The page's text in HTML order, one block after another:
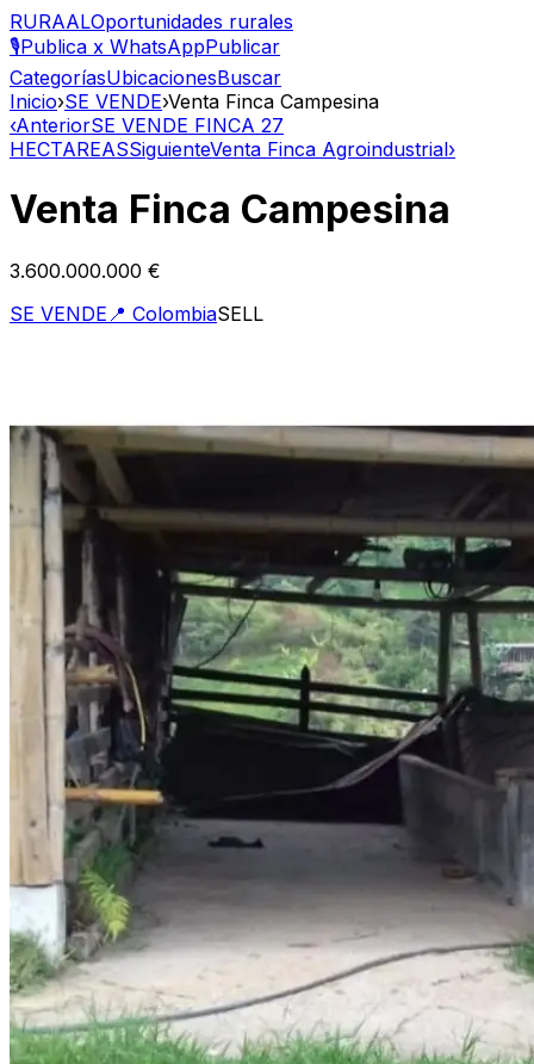
RURAALOportunidades rurales
🎙️Publica x WhatsAppPublicar
CategoríasUbicacionesBuscar
Inicio›SE VENDE›Venta Finca Campesina
‹AnteriorSE VENDE FINCA 27
HECTAREASSiguienteVenta Finca Agroindustrial›
Venta Finca Campesina
3.600.000.000 €
SE VENDE 📍 ColombiaSELL